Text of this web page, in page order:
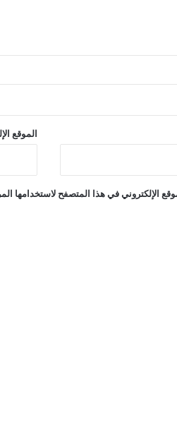
الموقع
الإلكتروني في هذا المتصفح لاستخدامها